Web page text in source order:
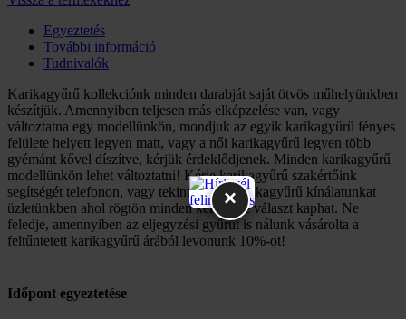
Egyeztetés
További információ
Tudnivalók
Karikagyűrű kollekciónk minden darabját saját ötvös műhelyünkben
készítjük. Amennyiben teljesen más elképzelése van, vagy
változtatna egy modellünkön, mondjuk az egyik karikagyűrű fényes
felülete helyett legyen matt, vagy a női karikagyűrű legyen több
gyémánt kővel díszítve, kérjük érdeklődjenek. Minden karikagyűrű
modellünkön lehet változtatni! Kérje karikagyűrű szakértőink
segítségét telefonon, vagy tekintse meg karikagyűrű kínálatunkat
üzletünkben ahol rögtön minden kérdésére választ kaphat. Ne
feledje, amennyiben az eljegyzési gyűrűt is nálunk vásárolta a
feltűntetett karikagyűrű árából levonunk 10%-ot!
Időpont egyeztetése
×